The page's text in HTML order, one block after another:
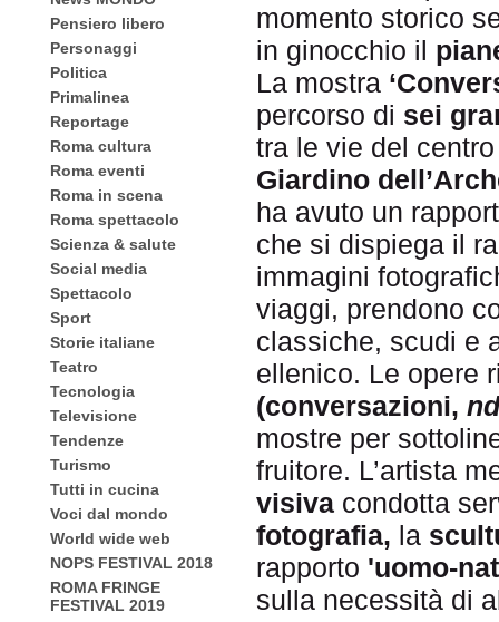
Pensiero libero
Personaggi
Politica
Primalinea
Reportage
Roma cultura
Roma eventi
Roma in scena
Roma spettacolo
Scienza & salute
Social media
Spettacolo
Sport
Storie italiane
Teatro
Tecnologia
Televisione
Tendenze
Turismo
Tutti in cucina
Voci dal mondo
World wide web
NOPS FESTIVAL 2018
ROMA FRINGE
FESTIVAL 2019
momento storico
in ginocchio il
La mostra
percorso di sei
tra le vie del
Giardino
ha avuto un
che si dispiega il
immagini
viaggi, prendono
classiche, scudi e
ellenico. Le opere
(conversazioni,
mostre per
fruitore. L’artista
visiva condotta
fotografia, la
rapporto 'uomo-
sulla necessità di